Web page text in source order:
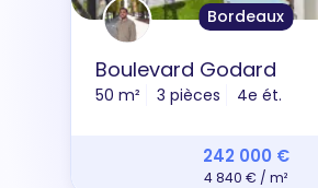
Bordeaux
Boulevard Godard
50 m² 3 pièces 4e ét.
242 000 €
4 840 € / m²